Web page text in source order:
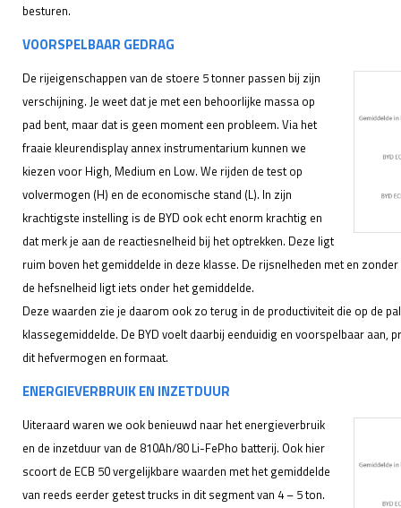
besturen.
VOORSPELBAAR GEDRAG
De rijeigenschappen van de stoere 5 tonner passen bij zijn
verschijning. Je weet dat je met een behoorlijke massa op
pad bent, maar dat is geen moment een probleem. Via het
fraaie kleurendisplay annex instrumentarium kunnen we
kiezen voor High, Medium en Low. We rijden de test op
volvermogen (H) en de economische stand (L). In zijn
krachtigste instelling is de BYD ook echt enorm krachtig en
dat merk je aan de reactiesnelheid bij het optrekken. Deze ligt
ruim boven het gemiddelde in deze klasse. De rijsnelheden met en
de hefsnelheid ligt iets onder het gemiddelde.
Deze waarden zie je daarom ook zo terug in de productiviteit die op de
klassegemiddelde. De BYD voelt daarbij eenduidig en voorspelbaar aan,
dit hefvermogen en formaat.
ENERGIEVERBRUIK EN INZETDUUR
Uiteraard waren we ook benieuwd naar het energieverbruik
en de inzetduur van de 810Ah/80 Li-FePho batterij. Ook hier
scoort de ECB 50 vergelijkbare waarden met het gemiddelde
van reeds eerder getest trucks in dit segment van 4 – 5 ton.